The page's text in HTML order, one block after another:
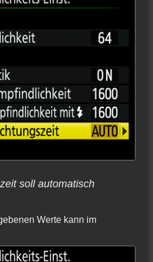
soll automatisch
Werte kann im